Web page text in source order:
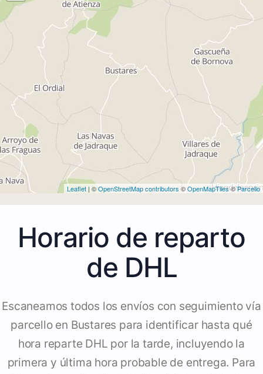
Leaflet | ©OpenStreetMap contributors ©OpenMapTiles©Parcello
Horario de reparto
de DHL
Escaneamos todos los envíos con seguimiento vía
parcello en Bustares para identificar hasta qué
hora reparte DHL por la tarde, incluyendo la
primera y última hora probable de entrega. Para